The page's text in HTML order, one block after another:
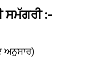
ਸਮੱਗਰੀ :-
ਅਨੁਸਾਰ)